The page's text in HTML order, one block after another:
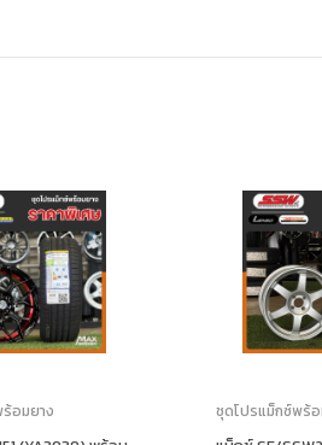
อมยาง ชุดโปรแม็กซ์พร้